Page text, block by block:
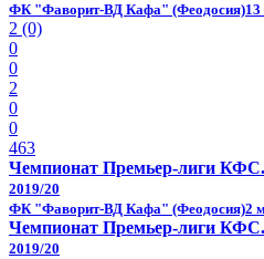
ФК "Фаворит-ВД Кафа" (Феодосия)13
2 (0)
0
0
2
0
0
463
Чемпионат Премьер-лиги
2019/20
ФК "Фаворит-ВД Кафа" (Феодосия)2
Чемпионат Премьер-лиги
2019/20